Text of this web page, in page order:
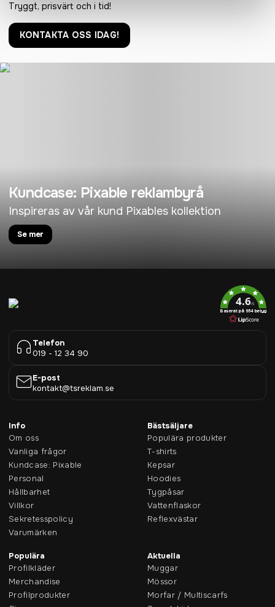
Tryggt, prisvärt och i tid!
KONTAKTA OSS IDAG!
Kundcase: Pixable reklambyrå
Inspireras av vår kund Pixables kollektion
Se mer
4.6/5
Baserat på 954 betyg
Telefon
019 - 12 34 90
E-post
kontakt@tsreklam.se
Info
Om oss
Vanliga frågor
Kundcase: Pixable
Personal
Hållbarhet
Villkor
Sekretesspolicy
Varumärken
Bästsäljare
Populära produkter
T-shirts
Kepsar
Hoodies
Tygpåsar
Vattenflaskor
Reflexvästar
Populära
Profilkläder
Merchandise
Profilprodukter
Aktuella
Muggar
Mössor
Morfar / Multiscarfs